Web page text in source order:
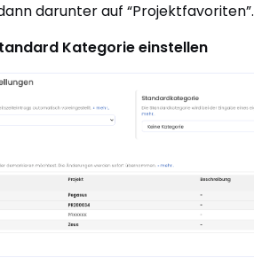
darunter auf “Projektfavoriten”.
Kategorie einstellen